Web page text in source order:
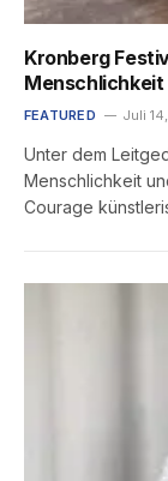
Kronberg
Menschlichkeit
FEATURED Juli
Unter dem
Menschlichkeit
Courage